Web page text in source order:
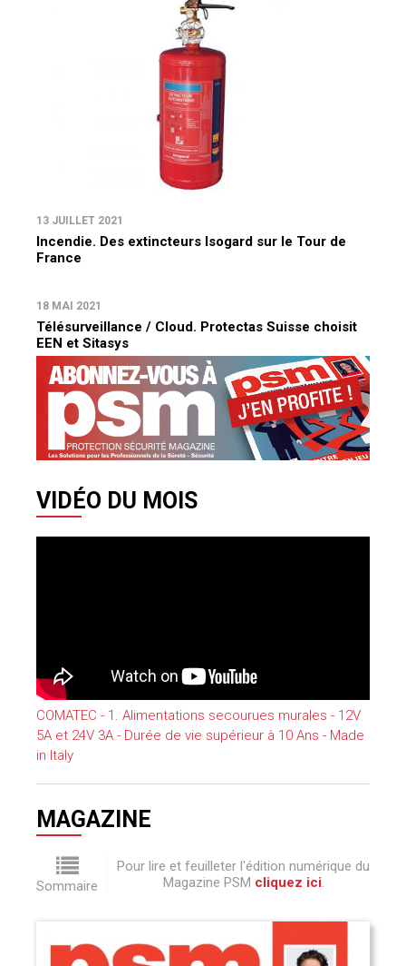
13 JUILLET 2021
Incendie. Des extincteurs Isogard sur le Tour de
France
18 MAI 2021
Télésurveillance / Cloud. Protectas Suisse choisit
EEN et Sitasys
VIDÉO DU MOIS
COMATEC - 1. Alimentations secourues murales - 12V
5A et 24V 3A - Durée de vie supérieur à 10 Ans - Made
in Italy
MAGAZINE
Sommaire
Pour lire et feuilleter l'édition numérique du
Magazine PSM cliquez ici.